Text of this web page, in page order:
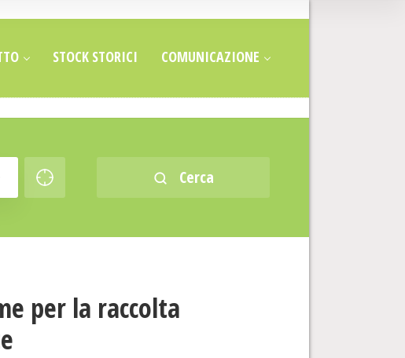
STOCK STORICI COMUNICAZIONE
Cerca
per la raccolta